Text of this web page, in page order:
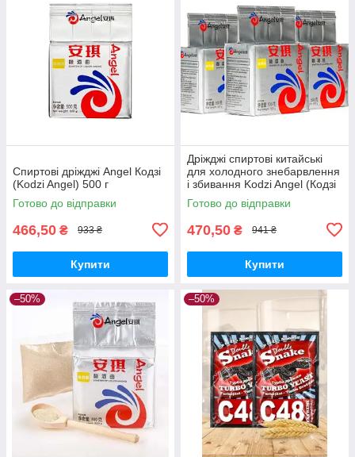
Спиртові дріжджі Angel Кодзі
(Kodzi Angel) 500 г
Готово до відправки
466,50 ₴ 933 ₴
Купити
Дріжджі спиртові китайські
для холодного знебарвлення
і збивання Kodzi Angel (Кодзі
Ангел) пачка 500 грамів
Готово до відправки
470,50 ₴ 941 ₴
Купити
–50% –50%